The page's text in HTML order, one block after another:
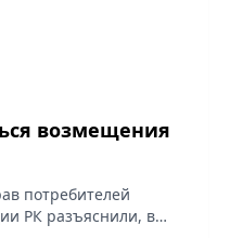
возмещения
потребителей
РК разъяснили, в